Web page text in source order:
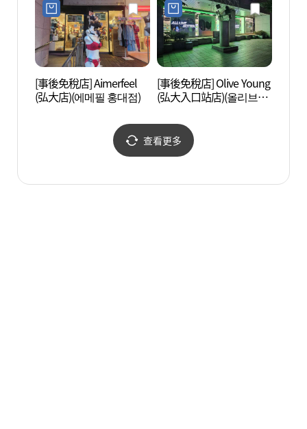
[事後免稅店] Aimerfeel
(弘大店)(에메필 홍대점)
[事後免稅店] Olive Young
(弘大入口站店)(올리브영
查看更多